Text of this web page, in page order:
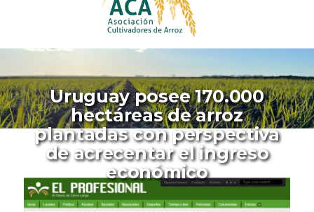
Uruguay posee 170.000
hectáreas de arroz
plantadas con perspectiva
de acrecentar el ingreso
económico